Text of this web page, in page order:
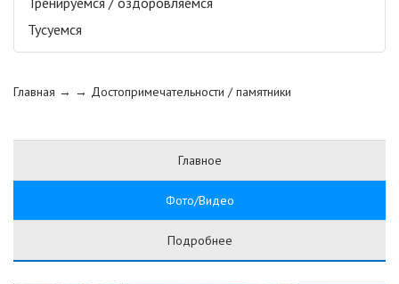
Тусуемся
Главная → → Достопримечательности / памятники
Главное
Фото/Видео
Подробнее